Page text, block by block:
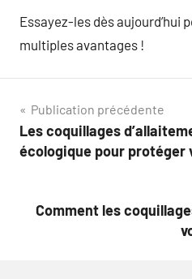
Essayez-les dès aujourd’hui
multiples avantages !
Navigation
de
Publication précédente
Les coquillages
écologique pour protéger
Comment les